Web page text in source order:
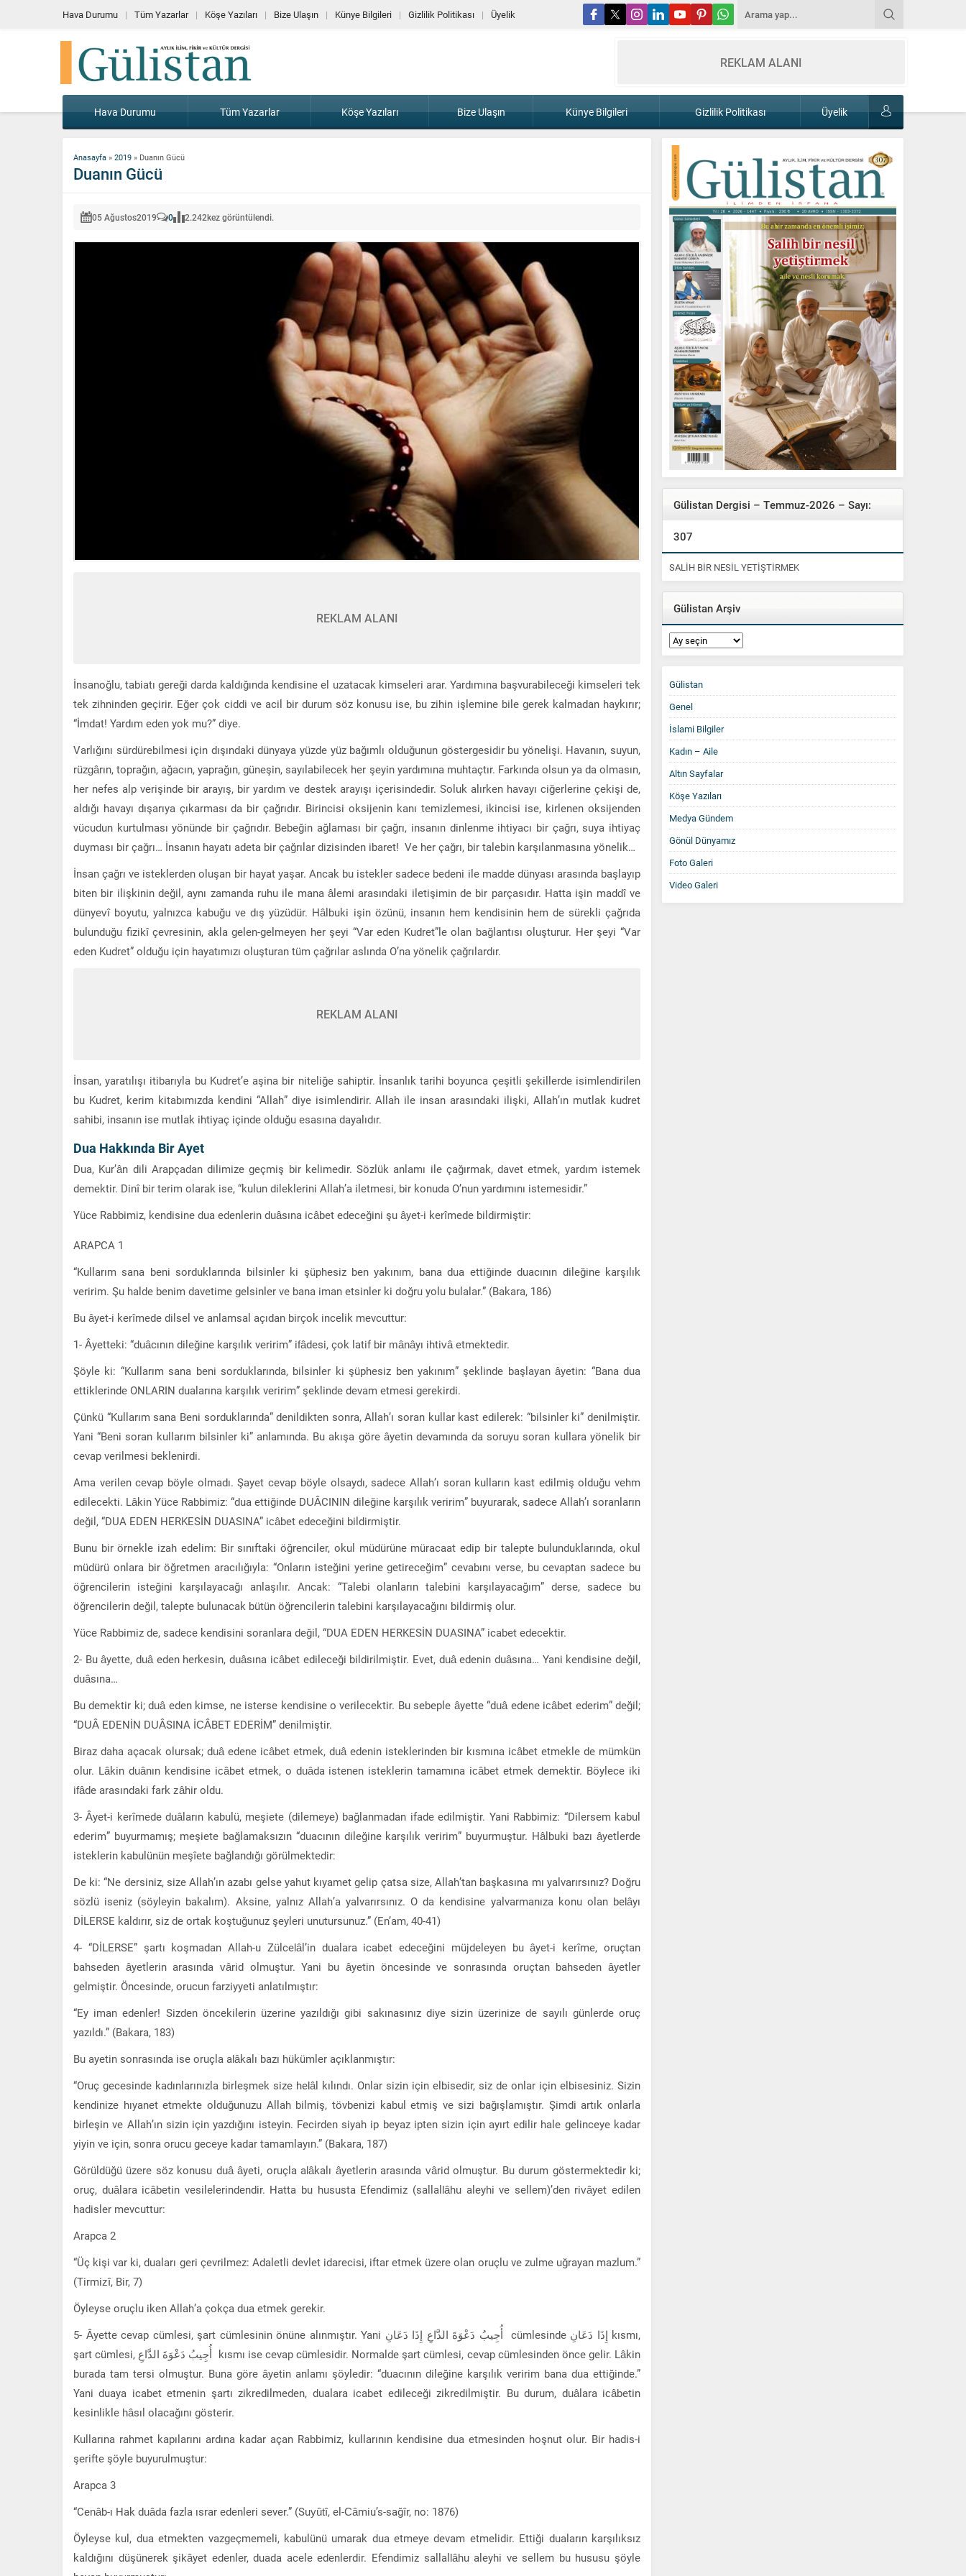
Hava Durumu Tüm Yazarlar Köşe Yazıları Bize Ulaşın Künye Bilgileri Gizlilik Politikası Üyelik
REKLAM ALANI
Hava Durumu Tüm Yazarlar Köşe Yazıları Bize Ulaşın Künye Bilgileri Gizlilik Politikası Üyelik
Anasayfa » 2019 » Duanın Gücü
Duanın Gücü
05 Ağustos2019 0 2.242kez görüntülendi.
REKLAM ALANI
İnsanoğlu, tabiatı gereği darda kaldığında kendisine el uzatacak kimseleri arar. Yardımına başvurabileceği kimseleri tek
tek zihninden geçirir. Eğer çok ciddi ve acil bir durum söz konusu ise, bu zihin işlemine bile gerek kalmadan haykırır;
“İmdat! Yardım eden yok mu?” diye.
Varlığını sürdürebilmesi için dışındaki dünyaya yüzde yüz bağımlı olduğunun göstergesidir bu yönelişi. Havanın, suyun,
rüzgârın, toprağın, ağacın, yaprağın, güneşin, sayılabilecek her şeyin yardımına muhtaçtır. Farkında olsun ya da olmasın,
her nefes alp verişinde bir arayış, bir yardım ve destek arayışı içerisindedir. Soluk alırken havayı ciğerlerine çekişi de,
aldığı havayı dışarıya çıkarması da bir çağrıdır. Birincisi oksijenin kanı temizlemesi, ikincisi ise, kirlenen oksijenden
vücudun kurtulması yönünde bir çağrıdır. Bebeğin ağlaması bir çağrı, insanın dinlenme ihtiyacı bir çağrı, suya ihtiyaç
duyması bir çağrı… İnsanın hayatı adeta bir çağrılar dizisinden ibaret! Ve her çağrı, bir talebin karşılanmasına yönelik…
İnsan çağrı ve isteklerden oluşan bir hayat yaşar. Ancak bu istekler sadece bedeni ile madde dünyası arasında başlayıp
biten bir ilişkinin değil, aynı zamanda ruhu ile mana âlemi arasındaki iletişimin de bir parçasıdır. Hatta işin maddî ve
dünyevî boyutu, yalnızca kabuğu ve dış yüzüdür. Hâlbuki işin özünü, insanın hem kendisinin hem de sürekli çağrıda
bulunduğu fizikî çevresinin, akla gelen-gelmeyen her şeyi “Var eden Kudret”le olan bağlantısı oluşturur. Her şeyi “Var
eden Kudret” olduğu için hayatımızı oluşturan tüm çağrılar aslında O’na yönelik çağrılardır.
REKLAM ALANI
İnsan, yaratılışı itibarıyla bu Kudret’e aşina bir niteliğe sahiptir. İnsanlık tarihi boyunca çeşitli şekillerde isimlendirilen
bu Kudret, kerim kitabımızda kendini “Allah” diye isimlendirir. Allah ile insan arasındaki ilişki, Allah’ın mutlak kudret
sahibi, insanın ise mutlak ihtiyaç içinde olduğu esasına dayalıdır.
Dua Hakkında Bir Ayet
Dua, Kur’ân dili Arapçadan dilimize geçmiş bir kelimedir. Sözlük anlamı ile çağırmak, davet etmek, yardım istemek
demektir. Dinî bir terim olarak ise, “kulun dileklerini Allah’a iletmesi, bir konuda O’nun yardımını istemesidir.”
Yüce Rabbimiz, kendisine dua edenlerin duâsına icâbet edeceğini şu âyet-i kerîmede bildirmiştir:
ARAPCA 1
“Kullarım sana beni sorduklarında bilsinler ki şüphesiz ben yakınım, bana dua ettiğinde duacının dileğine karşılık
veririm. Şu halde benim davetime gelsinler ve bana iman etsinler ki doğru yolu bulalar.” (Bakara, 186)
Bu âyet-i kerîmede dilsel ve anlamsal açıdan birçok incelik mevcuttur:
1- Âyetteki: “duâcının dileğine karşılık veririm” ifâdesi, çok latif bir mânâyı ihtivâ etmektedir.
Şöyle ki: “Kullarım sana beni sorduklarında, bilsinler ki şüphesiz ben yakınım” şeklinde başlayan âyetin: “Bana dua
ettiklerinde ONLARIN dualarına karşılık veririm” şeklinde devam etmesi gerekirdi.
Çünkü “Kullarım sana Beni sorduklarında” denildikten sonra, Allah’ı soran kullar kast edilerek: “bilsinler ki” denilmiştir.
Yani “Beni soran kullarım bilsinler ki” anlamında. Bu akışa göre âyetin devamında da soruyu soran kullara yönelik bir
cevap verilmesi beklenirdi.
Ama verilen cevap böyle olmadı. Şayet cevap böyle olsaydı, sadece Allah’ı soran kulların kast edilmiş olduğu vehm
edilecekti. Lâkin Yüce Rabbimiz: “dua ettiğinde DUÂCININ dileğine karşılık veririm” buyurarak, sadece Allah’ı soranların
değil, “DUA EDEN HERKESİN DUASINA” icâbet edeceğini bildirmiştir.
Bunu bir örnekle izah edelim: Bir sınıftaki öğrenciler, okul müdürüne müracaat edip bir talepte bulunduklarında, okul
müdürü onlara bir öğretmen aracılığıyla: “Onların isteğini yerine getireceğim” cevabını verse, bu cevaptan sadece bu
öğrencilerin isteğini karşılayacağı anlaşılır. Ancak: “Talebi olanların talebini karşılayacağım” derse, sadece bu
öğrencilerin değil, talepte bulunacak bütün öğrencilerin talebini karşılayacağını bildirmiş olur.
Yüce Rabbimiz de, sadece kendisini soranlara değil, “DUA EDEN HERKESİN DUASINA” icabet edecektir.
2- Bu âyette, duâ eden herkesin, duâsına icâbet edileceği bildirilmiştir. Evet, duâ edenin duâsına… Yani kendisine değil,
duâsına…
Bu demektir ki; duâ eden kimse, ne isterse kendisine o verilecektir. Bu sebeple âyette “duâ edene icâbet ederim” değil;
“DUÂ EDENİN DUÂSINA İCÂBET EDERİM” denilmiştir.
Biraz daha açacak olursak; duâ edene icâbet etmek, duâ edenin isteklerinden bir kısmına icâbet etmekle de mümkün
olur. Lâkin duânın kendisine icâbet etmek, o duâda istenen isteklerin tamamına icâbet etmek demektir. Böylece iki
ifâde arasındaki fark zâhir oldu.
3- Âyet-i kerîmede duâların kabulü, meşiete (dilemeye) bağlanmadan ifade edilmiştir. Yani Rabbimiz: “Dilersem kabul
ederim” buyurmamış; meşiete bağlamaksızın “duacının dileğine karşılık veririm” buyurmuştur. Hâlbuki bazı âyetlerde
isteklerin kabulünün meşîete bağlandığı görülmektedir:
De ki: “Ne dersiniz, size Allah’ın azabı gelse yahut kıyamet gelip çatsa size, Allah’tan başkasına mı yalvarırsınız? Doğru
sözlü iseniz (söyleyin bakalım). Aksine, yalnız Allah’a yalvarırsınız. O da kendisine yalvarmanıza konu olan belâyı
DİLERSE kaldırır, siz de ortak koştuğunuz şeyleri unutursunuz.” (En’am, 40-41)
4- “DİLERSE” şartı koşmadan Allah-u Zülcelâl’in dualara icabet edeceğini müjdeleyen bu âyet-i kerîme, oruçtan
bahseden âyetlerin arasında vârid olmuştur. Yani bu âyetin öncesinde ve sonrasında oruçtan bahseden âyetler
gelmiştir. Öncesinde, orucun farziyyeti anlatılmıştır:
“Ey iman edenler! Sizden öncekilerin üzerine yazıldığı gibi sakınasınız diye sizin üzerinize de sayılı günlerde oruç
yazıldı.” (Bakara, 183)
Bu ayetin sonrasında ise oruçla alâkalı bazı hükümler açıklanmıştır:
“Oruç gecesinde kadınlarınızla birleşmek size helâl kılındı. Onlar sizin için elbisedir, siz de onlar için elbisesiniz. Sizin
kendinize hıyanet etmekte olduğunuzu Allah bilmiş, tövbenizi kabul etmiş ve sizi bağışlamıştır. Şimdi artık onlarla
birleşin ve Allah’ın sizin için yazdığını isteyin. Fecirden siyah ip beyaz ipten sizin için ayırt edilir hale gelinceye kadar
yiyin ve için, sonra orucu geceye kadar tamamlayın.” (Bakara, 187)
Görüldüğü üzere söz konusu duâ âyeti, oruçla alâkalı âyetlerin arasında vârid olmuştur. Bu durum göstermektedir ki;
oruç, duâlara icâbetin vesilelerindendir. Hatta bu hususta Efendimiz (sallallâhu aleyhi ve sellem)’den rivâyet edilen
hadisler mevcuttur:
Arapca 2
“Üç kişi var ki, duaları geri çevrilmez: Adaletli devlet idarecisi, iftar etmek üzere olan oruçlu ve zulme uğrayan mazlum.”
(Tirmizî, Bir, 7)
Öyleyse oruçlu iken Allah’a çokça dua etmek gerekir.
5- Âyette cevap cümlesi, şart cümlesinin önüne alınmıştır. Yani أُجِيبُ دَعْوَةَ الدَّاعِ إِذَا دَعَانِ cümlesinde إِذَا دَعَانِ kısmı,
şart cümlesi, أُجِيبُ دَعْوَةَ الدَّاعِ kısmı ise cevap cümlesidir. Normalde şart cümlesi, cevap cümlesinden önce gelir. Lâkin
burada tam tersi olmuştur. Buna göre âyetin anlamı şöyledir: “duacının dileğine karşılık veririm bana dua ettiğinde.”
Yani duaya icabet etmenin şartı zikredilmeden, dualara icabet edileceği zikredilmiştir. Bu durum, duâlara icâbetin
kesinlikle hâsıl olacağını gösterir.
Kullarına rahmet kapılarını ardına kadar açan Rabbimiz, kullarının kendisine dua etmesinden hoşnut olur. Bir hadis-i
şerifte şöyle buyurulmuştur:
Arapca 3
“Cenâb-ı Hak duâda fazla ısrar edenleri sever.” (Suyûtî, el-Câmiu’s-sağîr, no: 1876)
Öyleyse kul, dua etmekten vazgeçmemeli, kabulünü umarak dua etmeye devam etmelidir. Ettiği duaların karşılıksız
kaldığını düşünerek şikâyet edenler, duada acele edenlerdir. Efendimiz sallallâhu aleyhi ve sellem bu hususu şöyle
Gülistan Dergisi – Temmuz-2026 – Sayı:
307
SALİH BİR NESİL YETİŞTİRMEK
Gülistan Arşiv
Gülistan
Arşiv
Gülistan
Genel
İslami Bilgiler
Kadın – Aile
Altın Sayfalar
Köşe Yazıları
Medya Gündem
Gönül Dünyamız
Foto Galeri
Video Galeri